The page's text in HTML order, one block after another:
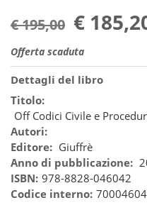
€ 195,00 €
Offerta scaduta
Dettagli del libro
Titolo:
Off Codici Civile e
Autori:
Editore: Giuffrè
Anno di pubblicazione:
ISBN: 978-8828-046042
Codice interno: 70004604